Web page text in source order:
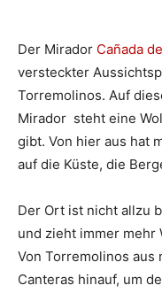
Der Mirador Cañada
versteckter
Torremolinos. Auf
Mirador steht eine
gibt. Von hier aus hat
auf die Küste, die
Der Ort ist nicht allzu
und zieht immer mehr
Von Torremolinos aus
Canteras hinauf, um